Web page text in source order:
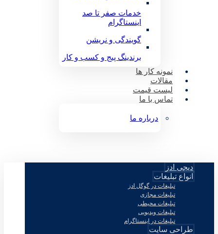
خدمات صفر تا صد
اینستاگرام
گویندگی و نریشن
برندینگ پیج و کسب و کار
نمونه کار ها
مقالات
لیست قیمت
تماس با ما
درباره ما
دیجی ادز
انواع تبلیغات
تبلیغات در گوگل ادز
تبلیغات مجازی
تبلیغات محیطی
تبلیغات ویدیویی
تبلیغات در اینستاگرام
طراحی سایت